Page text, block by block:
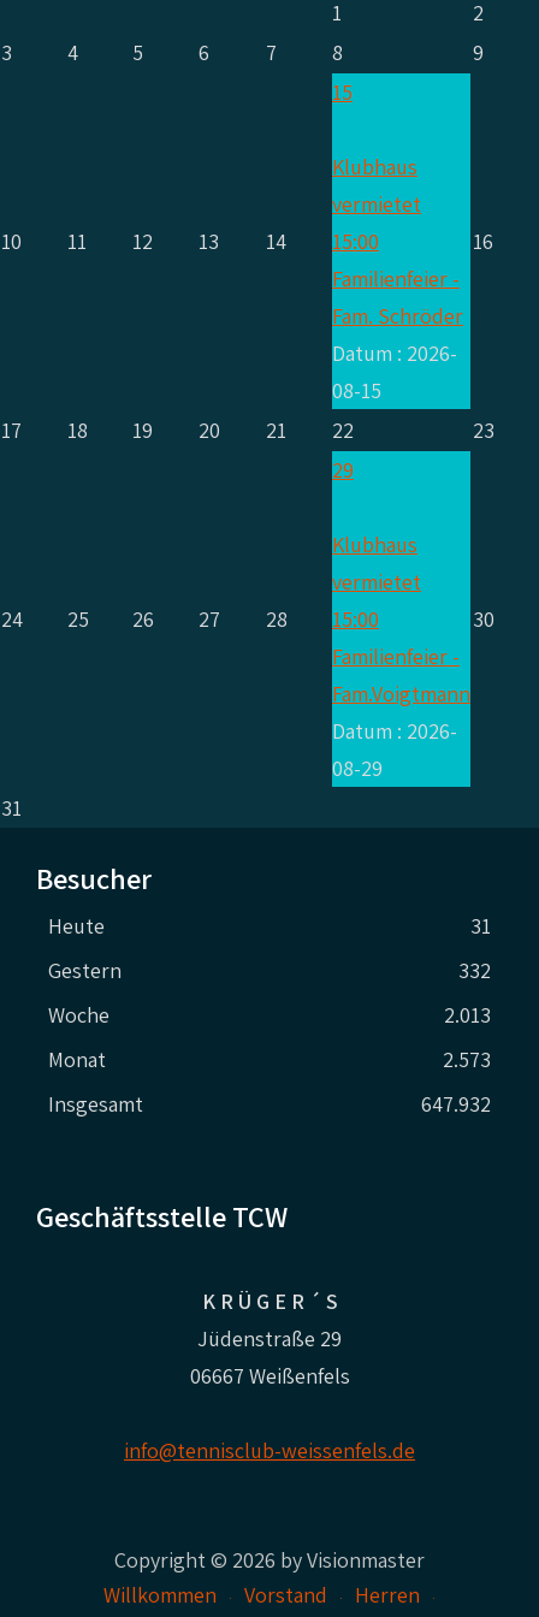
1
2
3
4 5 6 7 8 9
10 11 12 13 14
15
Klubhaus
vermietet
15:00
Familienfeier -
Fam. Schröder
Datum : 2026-
08-15
16
17 18 19 20 21 22 23
24 25 26 27 28
29
Klubhaus
vermietet
15:00
Familienfeier -
Fam.Voigtmann
Datum : 2026-
08-29
30
31
Besucher
Heute
31
Gestern
332
Woche
2.013
Monat
2.573
Insgesamt
647.932
Geschäftsstelle TCW
K R Ü G E R ´ S
Jüdenstraße 29
06667 Weißenfels
info@tennisclub-weissenfels.de
Copyright © 2026 by Visionmaster
Willkommen
Vorstand
Herren